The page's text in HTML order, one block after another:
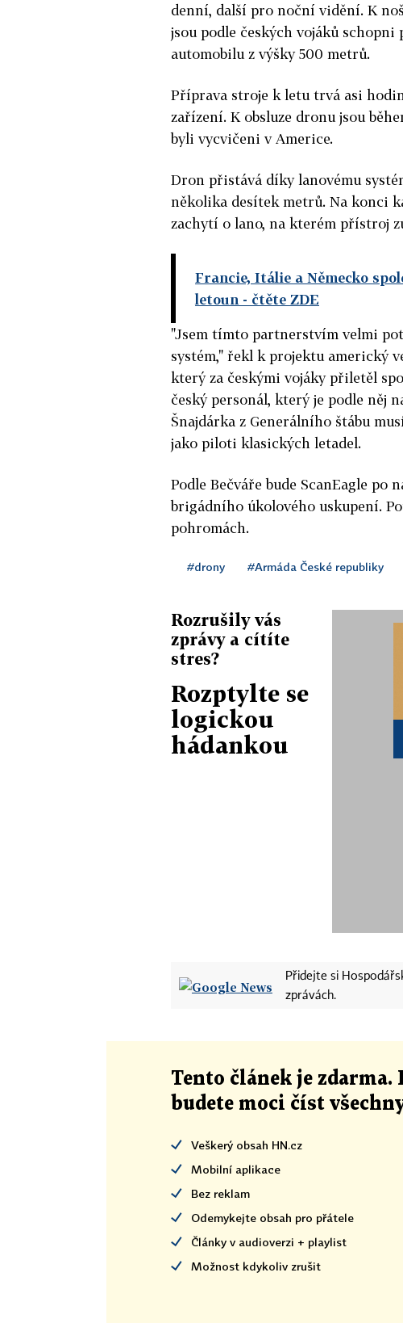
denní, další pro noční vidění. K
jsou podle českých vojáků
automobilu z výšky 500 metrů.
Příprava stroje k letu trvá asi
zařízení. K obsluze dronu jsou
byli vycvičeni v Americe.
Dron přistává díky lanovému
několika desítek metrů. Na konci
zachytí o lano, na kterém přístroj
Francie, Itálie a Německo
letoun - čtěte ZDE
"Jsem tímto partnerstvím velmi
systém," řekl k projektu americký
který za českými vojáky přiletěl
český personál, který je podle něj
Šnajdárka z Generálního štábu
jako piloti klasických letadel.
Podle Bečváře bude ScanEagle po
brigádního úkolového uskupení.
pohromách.
#drony #Armáda České republiky
Rozrušily vás
zprávy a cítíte
stres?
Rozptylte se
logickou
hádankou
Přidejte si
zprávách.
Tento článek je zdarma.
budete moci číst
Veškerý obsah HN.cz
Mobilní aplikace
Bez reklam
Odemykejte obsah pro přátele
Články v audioverzi + playlist
Možnost kdykoliv zrušit